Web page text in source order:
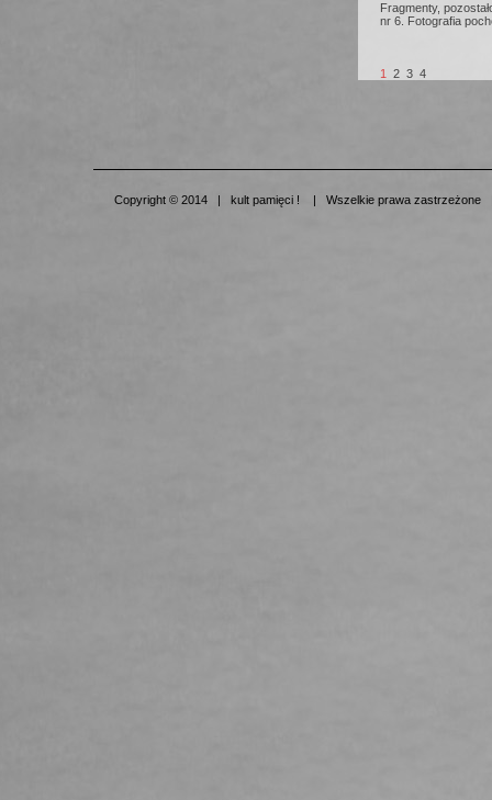
Fragmenty,
nr 6. Fotografia
1 2 3 4
Copyright © 2014 | kult pamięci ! | Wszelkie prawa